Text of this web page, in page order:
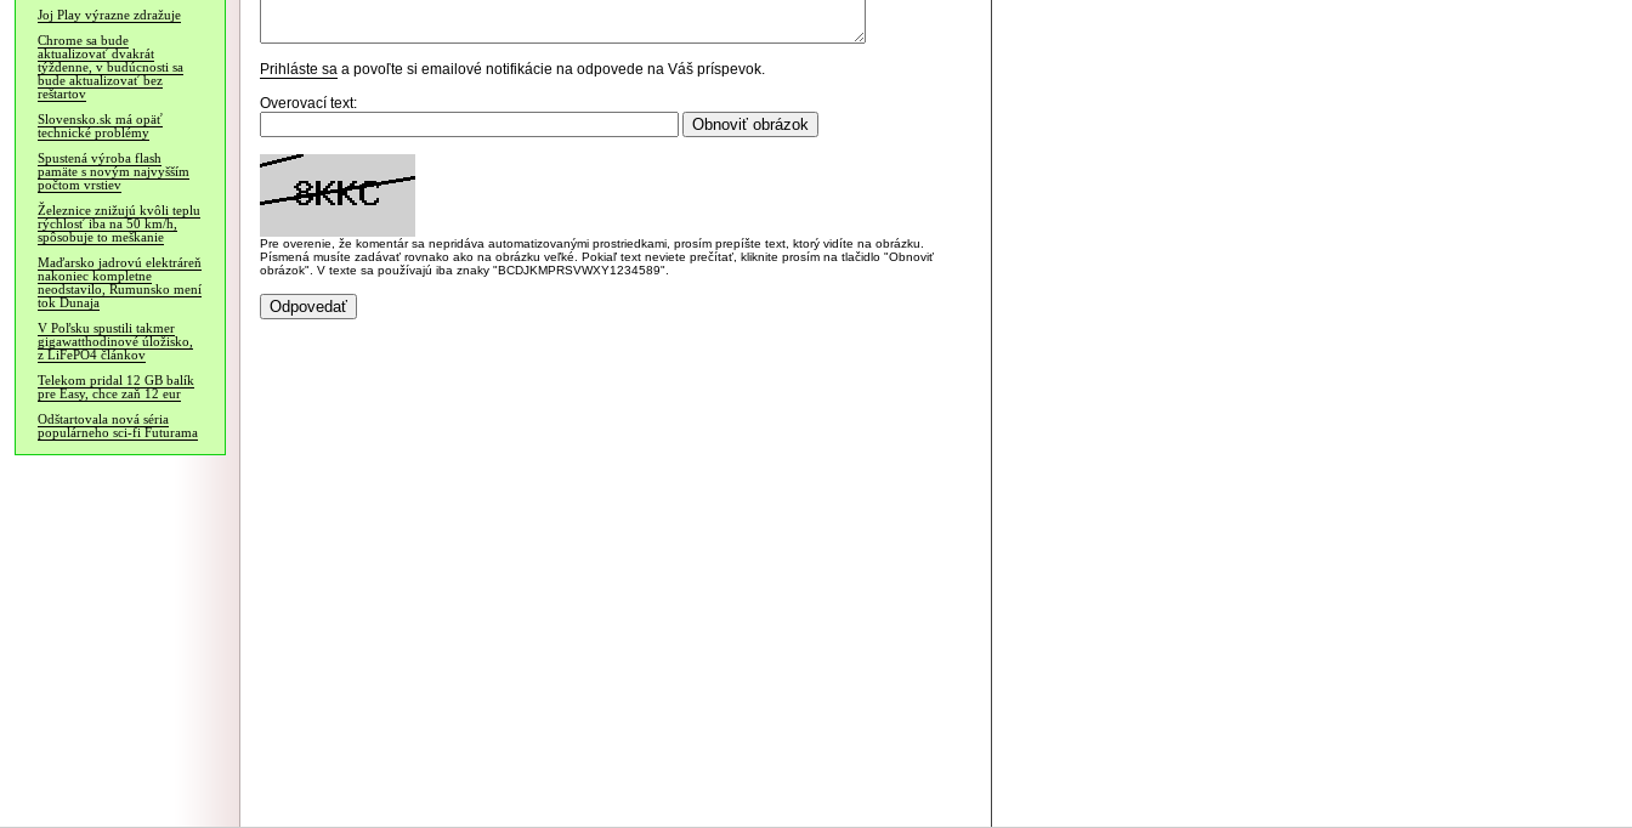
Joj Play výrazne zdražuje
Chrome sa bude
aktualizovať dvakrát
týždenne, v budúcnosti sa
bude aktualizovať bez
reštartov
Slovensko.sk má opäť
technické problémy
Spustená výroba flash
pamäte s novým najvyšším
počtom vrstiev
Železnice znižujú kvôli teplu
rýchlosť iba na 50 km/h,
spôsobuje to meškanie
Maďarsko jadrovú elektráreň
nakoniec kompletne
neodstavilo, Rumunsko mení
tok Dunaja
V Poľsku spustili takmer
gigawatthodinové úložisko,
z LiFePO4 článkov
Telekom pridal 12 GB balík
pre Easy, chce zaň 12 eur
Odštartovala nová séria
populárneho sci-fi Futurama
Prihláste sa a povoľte si emailové notifikácie na odpovede na Váš príspevok.
Overovací text:
Pre overenie, že komentár sa nepridáva automatizovanými prostriedkami, prosím prepíšte text, ktorý vidíte na obrázku.
Písmená musíte zadávať rovnako ako na obrázku veľké. Pokiaľ text neviete prečítať, kliknite prosím na tlačidlo "Obnoviť
obrázok". V texte sa používajú iba znaky "BCDJKMPRSVWXY1234589".